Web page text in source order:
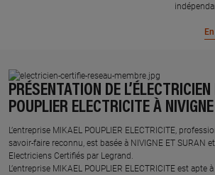
PRÉSENTATION DE
POUPLIER ELECTRICITE À
L’entreprise MIKAEL POUPLIER ELECTRICITE,
savoir-faire reconnu, est basée à NIVIGNE ET SURAN
Electriciens Certifiés par Legrand.​
L’entreprise MIKAEL POUPLIER ELECTRICITE est